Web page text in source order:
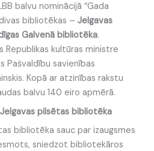
balvu nominācijā “Gada
bibliotēkas –Jelgavas
Galvenā bibliotēka.
Republikas kultūras ministre
Pašvaldību savienības
Kopā ar atzinības rakstu
balvu 140 eiro apmērā.
Jelgavas pilsētas bibliotēka
bibliotēka sauc par izaugsmes
sniedzot bibliotekāros